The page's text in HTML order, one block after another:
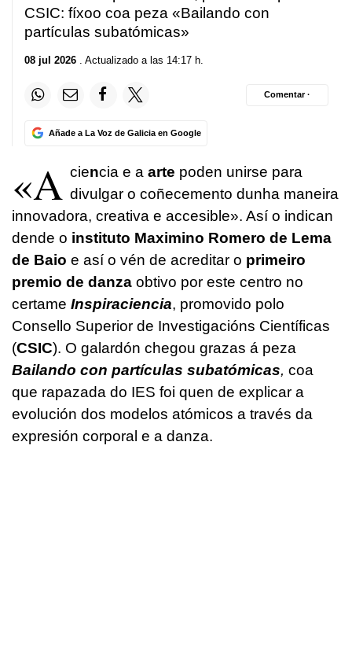
CSIC: fíxoo coa peza «Bailando con
partículas subatómicas»
08 jul 2026 . Actualizado a las 14:17 h.
Añade a La Voz de Galicia en Google
Comentar ·
«A ciencia e a arte poden unirse para
divulgar o coñecemento dunha maneira
innovadora, creativa e accesible». Así o indican
dende o instituto Maximino Romero de Lema
de Baio e así o vén de acreditar o primeiro
premio de danza obtivo por este centro no
certame Inspiraciencia, promovido polo
Consello Superior de Investigacións Científicas
(CSIC). O galardón chegou grazas á peza
Bailando con partículas subatómicas, coa
que rapazada do IES foi quen de explicar a
evolución dos modelos atómicos a través da
expresión corporal e a danza.